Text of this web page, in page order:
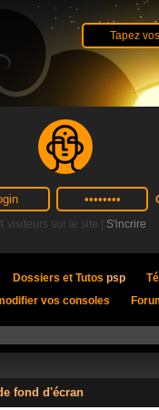
visiteurs sur le site | S'incrire
Dossiers et Tutos psp
vos consoles
fond d'écran